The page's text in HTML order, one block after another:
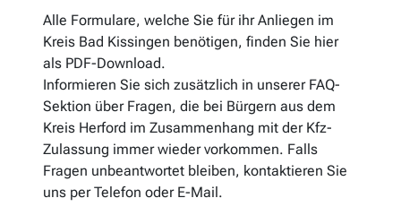
Alle Formulare, welche Sie für ihr Anliegen im
Kreis Bad Kissingen benötigen, finden Sie hier
als PDF-Download.
Informieren Sie sich zusätzlich in unserer FAQ-
Sektion über Fragen, die bei Bürgern aus dem
Kreis Herford im Zusammenhang mit der Kfz-
Zulassung immer wieder vorkommen. Falls
Fragen unbeantwortet bleiben, kontaktieren Sie
uns per Telefon oder E-Mail.